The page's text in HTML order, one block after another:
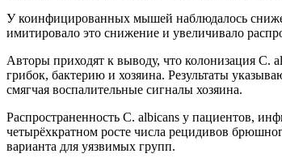
У коинфицированных мышей наблюдалось
имитировало это снижение и увеличивало
Авторы приходят к выводу, что колонизация C.
грибок, бактерию и хозяина. Результаты
смягчая воспалительные сигналы хозяина.
Распространенность C. albicans у пациентов,
четырёхкратном росте числа рецидивов
варианта для уязвимых групп.